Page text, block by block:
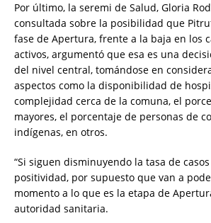
Por último, la seremi de Salud, Gloria
consultada sobre la posibilidad que
fase de Apertura, frente a la baja en los
activos, argumentó que esa es una
del nivel central, tomándose en
aspectos como la disponibilidad de
complejidad cerca de la comuna, el
mayores, el porcentaje de personas de
indígenas, en otros.
“Si siguen disminuyendo la tasa de
positividad, por supuesto que van a
momento a lo que es la etapa de
autoridad sanitaria.